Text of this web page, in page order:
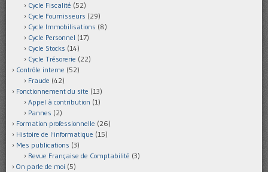
Cycle Fiscalité (52)
Cycle Fournisseurs (29)
Cycle Immobilisations (8)
Cycle Personnel (17)
Cycle Stocks (14)
Cycle Trésorerie (22)
Contrôle interne (52)
Fraude (42)
Fonctionnement du site (13)
Appel à contribution (1)
Pannes (2)
Formation professionnelle (26)
Histoire de l'informatique (15)
Mes publications (3)
Revue Française de Comptabilité (3)
On parle de moi (5)